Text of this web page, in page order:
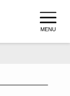
MENU